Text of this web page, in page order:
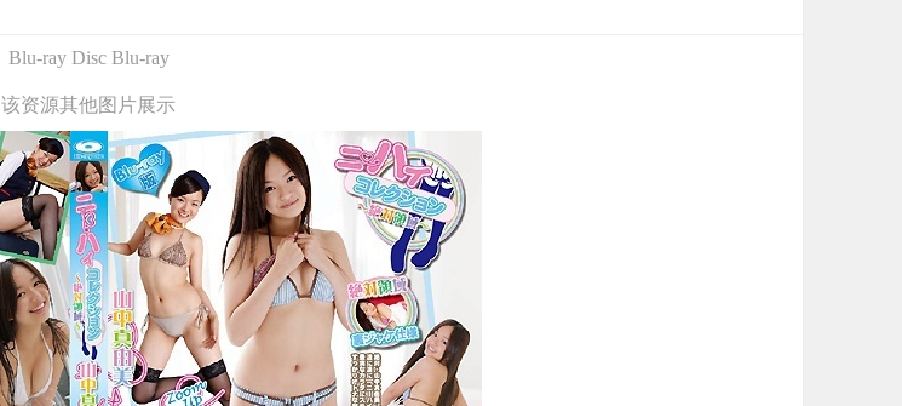
Blu-ray Disc Blu-ray
该资源其他图片展示